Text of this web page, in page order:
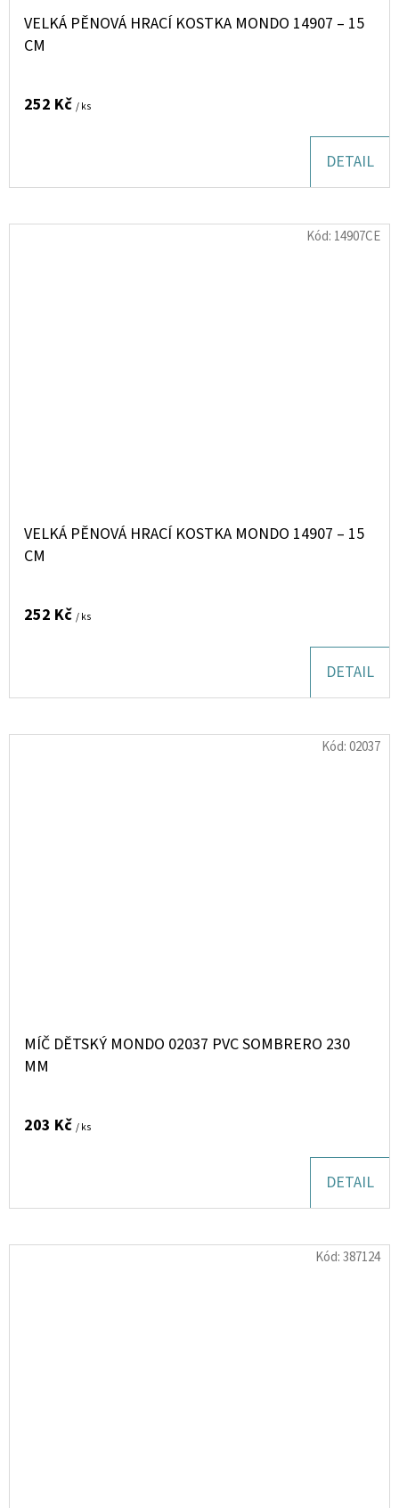
VELKÁ PĚNOVÁ HRACÍ KOSTKA MONDO 14907 – 15
CM
252 Kč / ks
DETAIL
VELKÁ PĚNOVÁ HRACÍ KOSTKA MONDO 14907 – 15
CM
252 Kč / ks
DETAIL
Kód: 14907CE
MÍČ DĚTSKÝ MONDO 02037 PVC SOMBRERO 230
MM
203 Kč / ks
DETAIL
Kód:02037
Kód:387124